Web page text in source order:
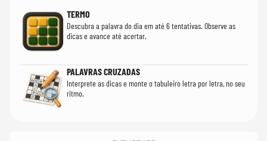
TERMO
Descubra a palavra do dia em até 6 tentativas. Observe as
dicas e avance até acertar.
PALAVRAS CRUZADAS
Interprete as dicas e monte o tabuleiro letra por letra, no seu
ritmo.